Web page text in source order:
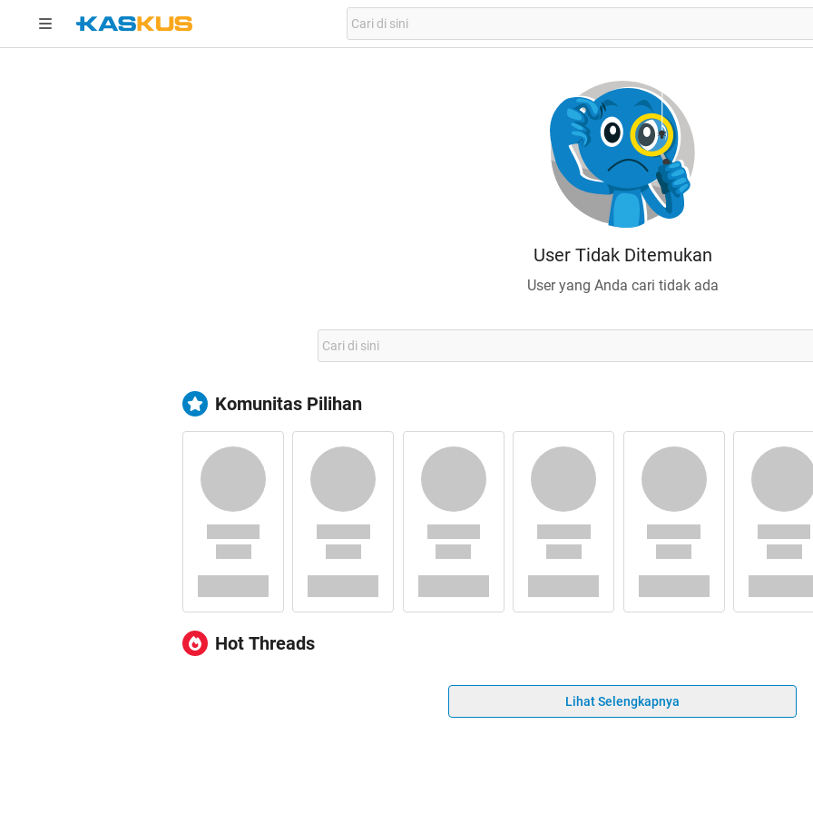
User Tidak Ditemukan
User yang Anda cari tidak ada
Komunitas Pilihan
Hot Threads
Lihat Selengkapnya